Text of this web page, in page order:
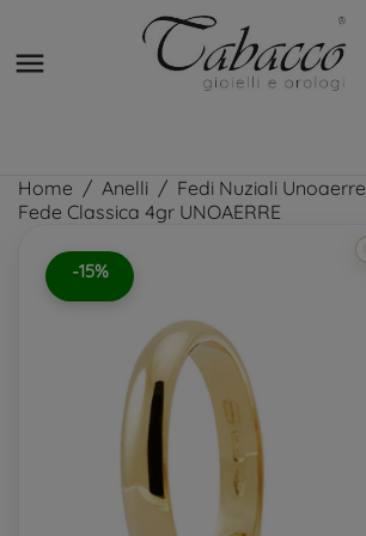

Home Anelli
Fedi Nuziali Unoaerre
Fede Classica 4gr UNOAERRE
-15%